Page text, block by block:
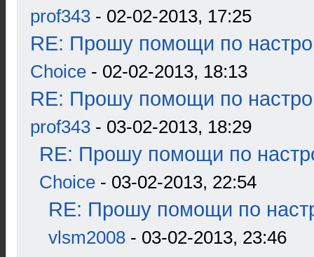
prof343 - 02-02-2013, 17:25
RE: Прошу помощи по
Choice - 02-02-2013, 18:13
RE: Прошу помощи по
prof343 - 03-02-2013, 18:29
RE: Прошу помощи по
Choice - 03-02-2013, 22:54
RE: Прошу помощи по
vlsm2008 - 03-02-2013, 23:46